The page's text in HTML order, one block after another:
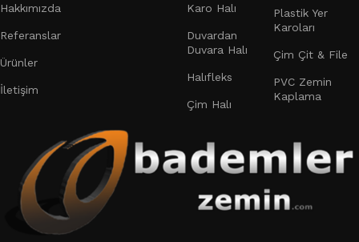
Hakkımızda
Referanslar
Ürünler
İletişim
Karo Halı
Duvardan
Duvara Halı
Halıfleks
Çim Halı
Plastik Yer
Karoları
Çim Çit & File
PVC Zemin
Kaplama